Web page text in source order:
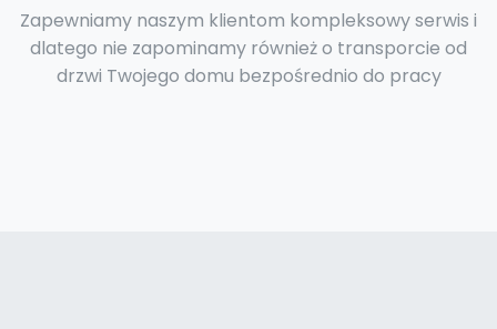
Zapewniamy naszym klientom kompleksowy serwis i
dlatego nie zapominamy również o transporcie od
drzwi Twojego domu bezpośrednio do pracy